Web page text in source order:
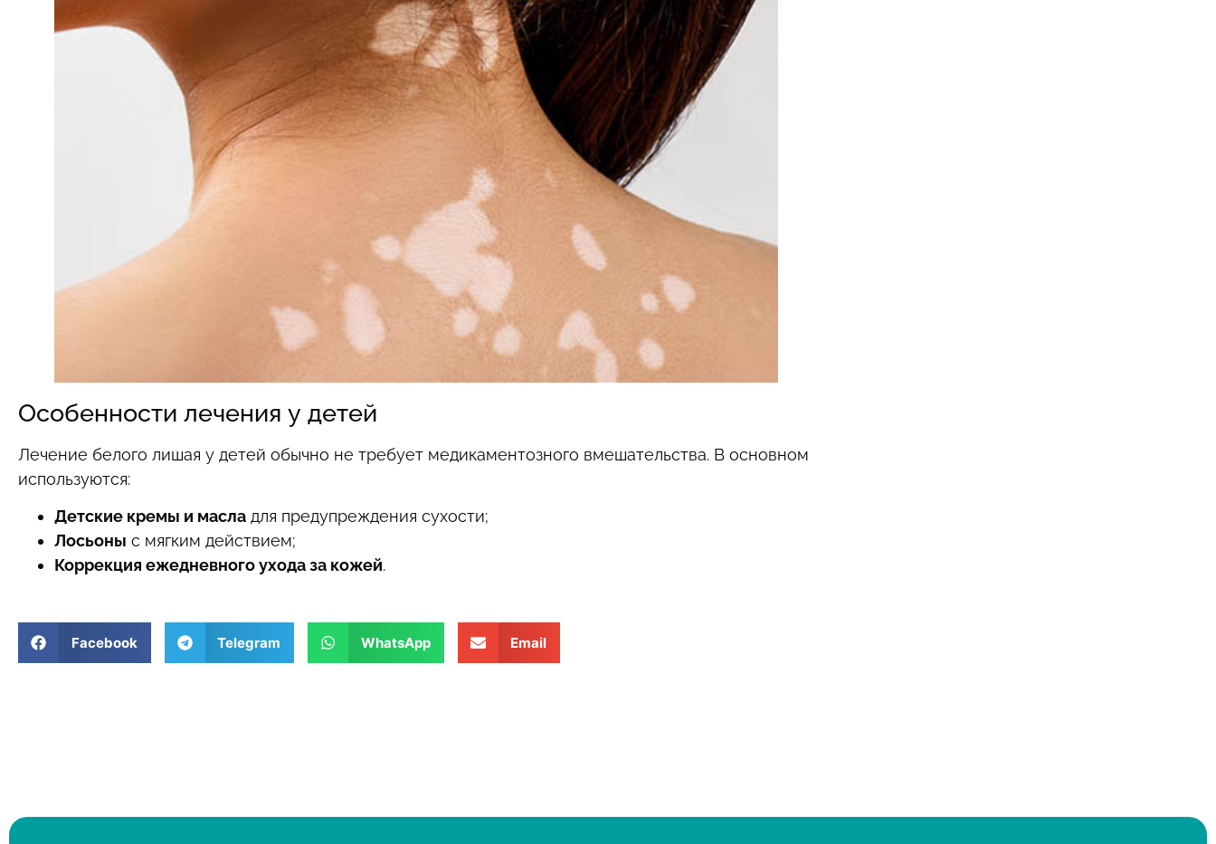
Особенности лечения у детей
Лечение белого лишая у детей обычно не требует медикаментозного вмешательства. В основном
используются:
Детские кремы и масла для предупреждения сухости;
Лосьоны с мягким действием;
Коррекция ежедневного ухода за кожей.
Facebook Telegram WhatsApp Email